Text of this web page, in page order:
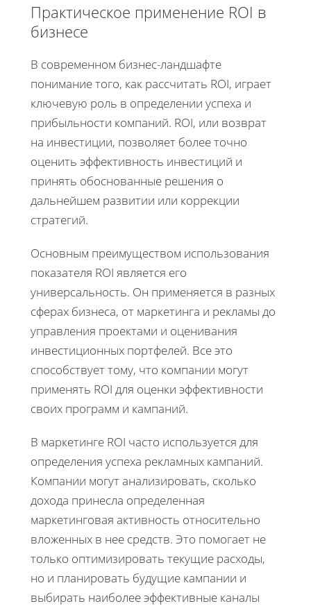
Практическое применение ROI в
бизнесе
В современном бизнес-ландшафте
понимание того, как рассчитать ROI, играет
ключевую роль в определении успеха и
прибыльности компаний. ROI, или возврат
на инвестиции, позволяет более точно
оценить эффективность инвестиций и
принять обоснованные решения о
дальнейшем развитии или коррекции
стратегий.
Основным преимуществом использования
показателя ROI является его
универсальность. Он применяется в разных
сферах бизнеса, от маркетинга и рекламы до
управления проектами и оценивания
инвестиционных портфелей. Все это
способствует тому, что компании могут
применять ROI для оценки эффективности
своих программ и кампаний.
В маркетинге ROI часто используется для
определения успеха рекламных кампаний.
Компании могут анализировать, сколько
дохода принесла определенная
маркетинговая активность относительно
вложенных в нее средств. Это помогает не
только оптимизировать текущие расходы,
но и планировать будущие кампании и
выбирать наиболее эффективные каналы